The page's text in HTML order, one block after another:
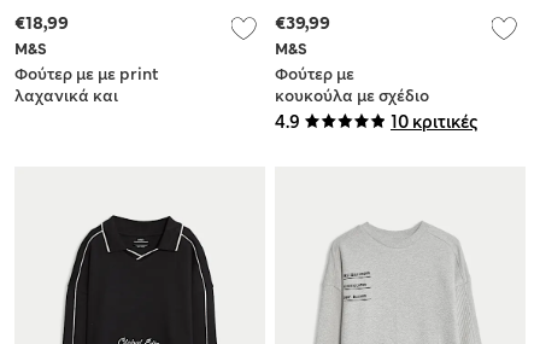
M&S
Φούτερ με με print
λαχανικά και
€18,99
4.9 10 κριτικές
M&S
Φούτερ με
κουκούλα με σχέδιο
Inter Miami και
€39,99